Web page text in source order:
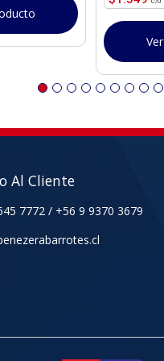
Al Cliente
7772 / +56 9 9370 3679